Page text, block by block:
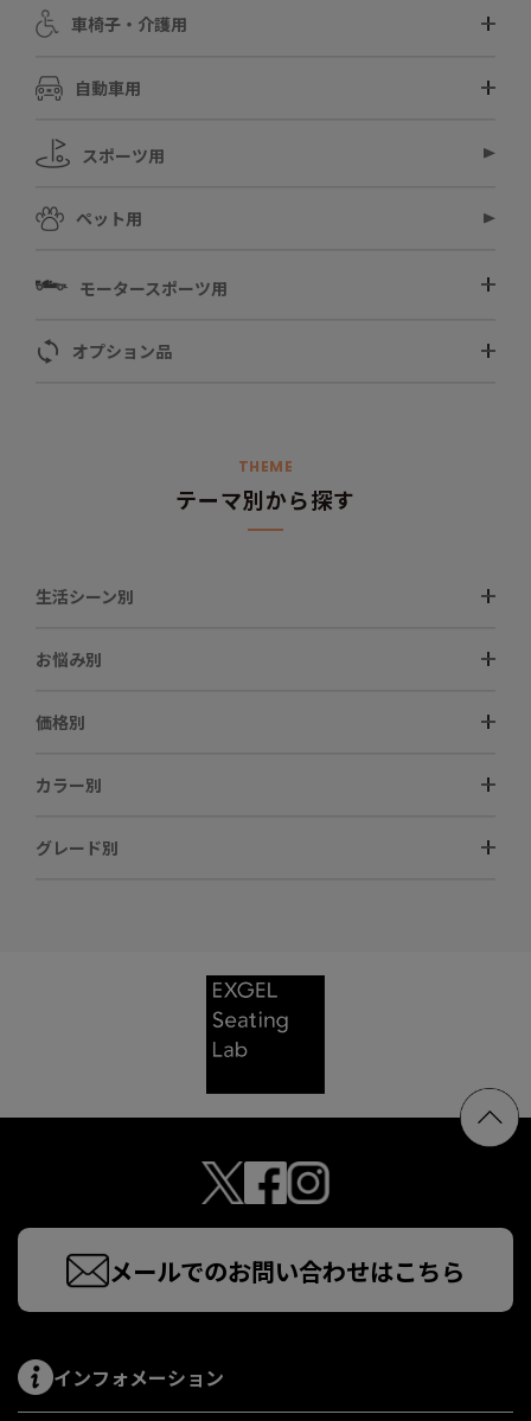
車椅子・介護用
自動車用
スポーツ用
ペット用
モータースポーツ用
オプション品
THEME
テーマ別から探す
生活シーン別
お悩み別
価格別
カラー別
グレード別
メールでのお問い合わせはこちら
インフォメーション